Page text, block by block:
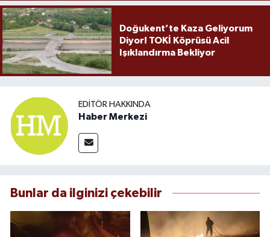
Doğukent’te Kaza Geliyorum
Diyor! TOKİ Köprüsü Acil
Işıklandırma Bekliyor
EDITÖR HAKKINDA
Haber Merkezi
Bunlar da ilginizi çekebilir